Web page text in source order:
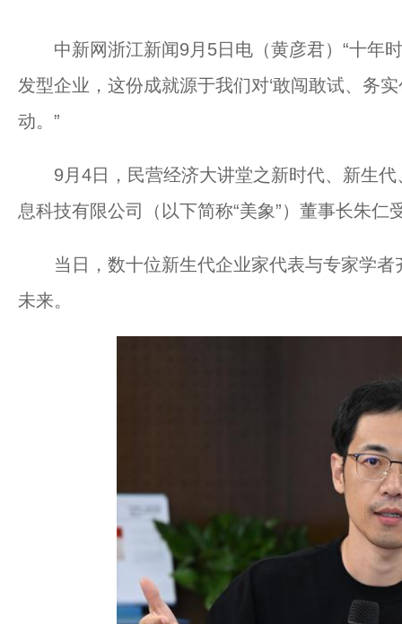
中新网浙江新闻9月5日电（黄彦君）“十年
发型企业，这份成就源于我们对‘敢闯敢试、务
动。”
9月4日，民营经济大讲堂之新时代、新生代
息科技有限公司（以下简称“美象”）董事长朱仁
当日，数十位新生代企业家代表与专家学者
未来。